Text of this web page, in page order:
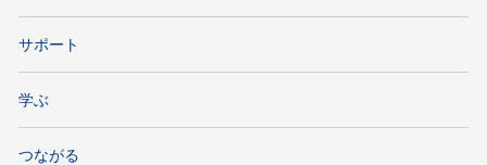
サポート
学ぶ
つながる